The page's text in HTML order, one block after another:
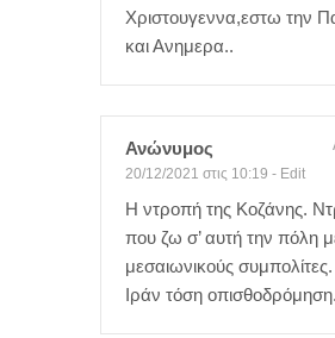
Χριστουγεννα,εστω την
και Ανημερα..
Ανώνυμος
20/12/2021 στις 10:19 - Edit
Η ντροπή της Κοζάνης.
που ζω σ’ αυτή την πόλη
μεσαιωνικούς
Ιράν τόση οπισθοδρόμηση.